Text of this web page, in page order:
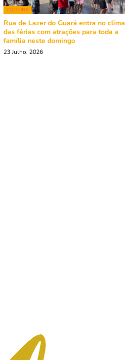
CULTURA
Rua de Lazer do Guará entra no clima
das férias com atrações para toda a
família neste domingo
23 Julho, 2026